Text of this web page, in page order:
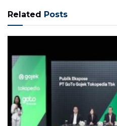
Related Posts